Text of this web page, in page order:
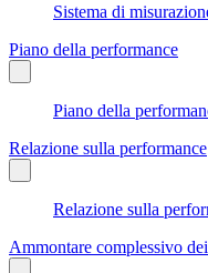
Sistema di
Piano della performance
Piano della
Relazione sulla performance
Relazione sulla
Ammontare complessivo